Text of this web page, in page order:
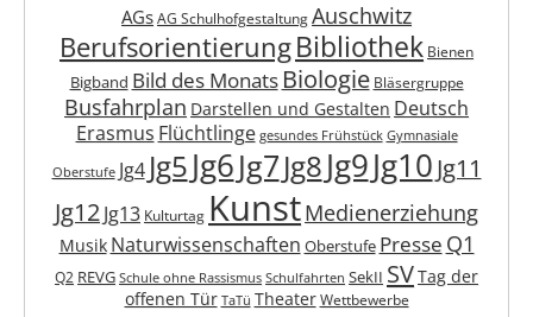
AGs AG Schulhofgestaltung Auschwitz
BerufsorientierungBibliothek Bienen
Bigband Bild des Monats Biologie Bläsergruppe
Busfahrplan Darstellen und Gestalten Deutsch
Erasmus Flüchtlinge gesundes Frühstück Gymnasiale
Oberstufe Jg4 Jg5Jg6Jg7Jg8Jg9Jg10Jg11
Jg12Jg13 Kulturtag KunstMedienerziehung
Musik Naturwissenschaften Oberstufe Presse Q1
Q2 REVG Schule ohne Rassismus Schulfahrten SekII SVTag der
offenen Tür TaTü Theater Wettbewerbe